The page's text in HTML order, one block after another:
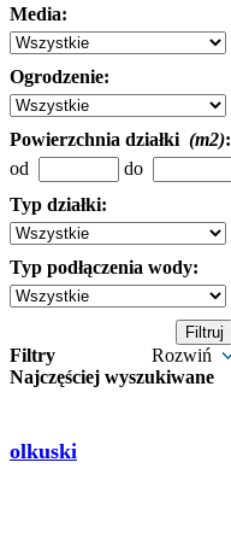
Media:
Ogrodzenie:
Powierzchnia działki (m2):
od
do
Typ działki:
Typ podłączenia wody:
Filtry
Rozwiń
Najczęściej wyszukiwane
olkuski